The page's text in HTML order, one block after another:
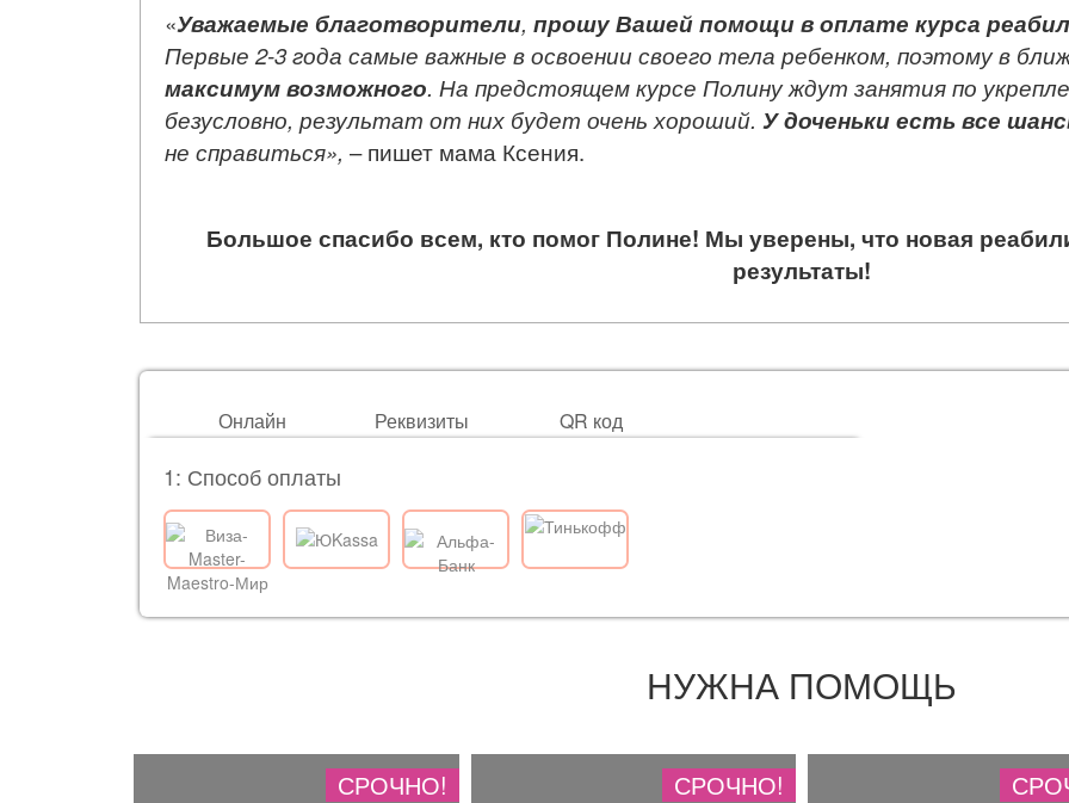
«Уважаемые благотворители, прошу Вашей помощи в оплате курса
Первые 2-3 года самые важные в освоении своего тела ребенком, поэтому в
максимум возможного. На предстоящем курсе Полину ждут занятия по
безусловно, результат от них будет очень хороший. У доченьки есть все
не справиться», – пишет мама Ксения.
Большое спасибо всем, кто помог Полине! Мы уверены, что новая
результаты!
Онлайн Реквизиты QR код
1: Способ оплаты
НУЖНА ПОМОЩЬ
СРОЧНО! СРОЧНО!